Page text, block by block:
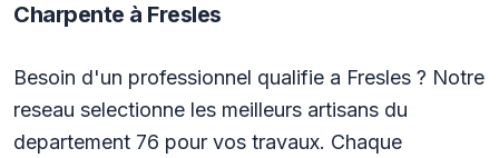
Charpente à Fresles
Besoin d'un professionnel qualifie a Fresles ? Notre
reseau selectionne les meilleurs artisans du
departement 76 pour vos travaux. Chaque